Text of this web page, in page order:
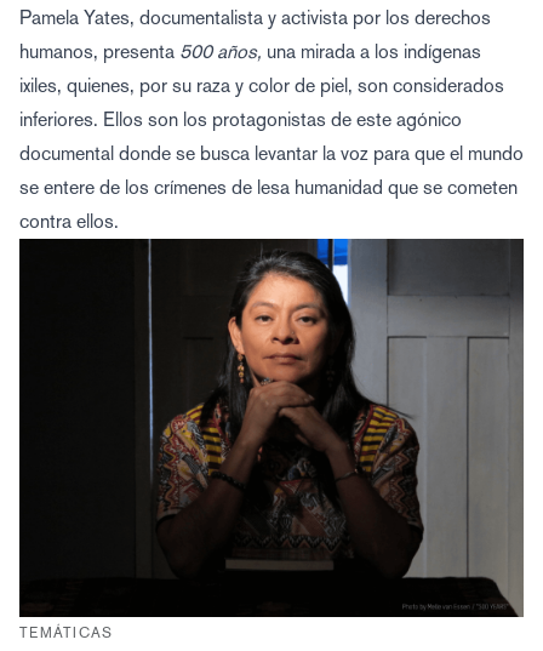
Pamela Yates, documentalista y activista por los derechos
humanos, presenta 500 años, una mirada a los indígenas
ixiles, quienes, por su raza y color de piel, son considerados
inferiores. Ellos son los protagonistas de este agónico
documental donde se busca levantar la voz para que el mundo
se entere de los crímenes de lesa humanidad que se cometen
contra ellos.
TEMÁTICAS